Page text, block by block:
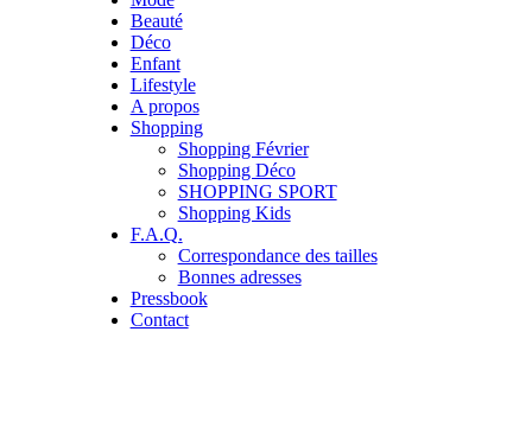
Beauté
Déco
Enfant
Lifestyle
A propos
Shopping
Shopping Février
Shopping Déco
SHOPPING SPORT
Shopping Kids
F.A.Q.
Correspondance des tailles
Bonnes adresses
Pressbook
Contact